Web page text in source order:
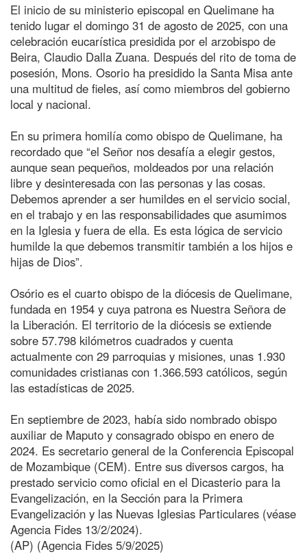
El inicio de su ministerio episcopal en Quelimane ha
tenido lugar el domingo 31 de agosto de 2025, con una
celebración eucarística presidida por el arzobispo de
Beira, Claudio Dalla Zuana. Después del rito de toma de
posesión, Mons. Osorio ha presidido la Santa Misa ante
una multitud de fieles, así como miembros del gobierno
local y nacional.
En su primera homilía como obispo de Quelimane, ha
recordado que “el Señor nos desafía a elegir gestos,
aunque sean pequeños, moldeados por una relación
libre y desinteresada con las personas y las cosas.
Debemos aprender a ser humildes en el servicio social,
en el trabajo y en las responsabilidades que asumimos
en la Iglesia y fuera de ella. Es esta lógica de servicio
humilde la que debemos transmitir también a los hijos e
hijas de Dios”.
Osório es el cuarto obispo de la diócesis de Quelimane,
fundada en 1954 y cuya patrona es Nuestra Señora de
la Liberación. El territorio de la diócesis se extiende
sobre 57.798 kilómetros cuadrados y cuenta
actualmente con 29 parroquias y misiones, unas 1.930
comunidades cristianas con 1.366.593 católicos, según
las estadísticas de 2025.
En septiembre de 2023, había sido nombrado obispo
auxiliar de Maputo y consagrado obispo en enero de
2024. Es secretario general de la Conferencia Episcopal
de Mozambique (CEM). Entre sus diversos cargos, ha
prestado servicio como oficial en el Dicasterio para la
Evangelización, en la Sección para la Primera
Evangelización y las Nuevas Iglesias Particulares (véase
Agencia Fides 13/2/2024).
(AP) (Agencia Fides 5/9/2025)